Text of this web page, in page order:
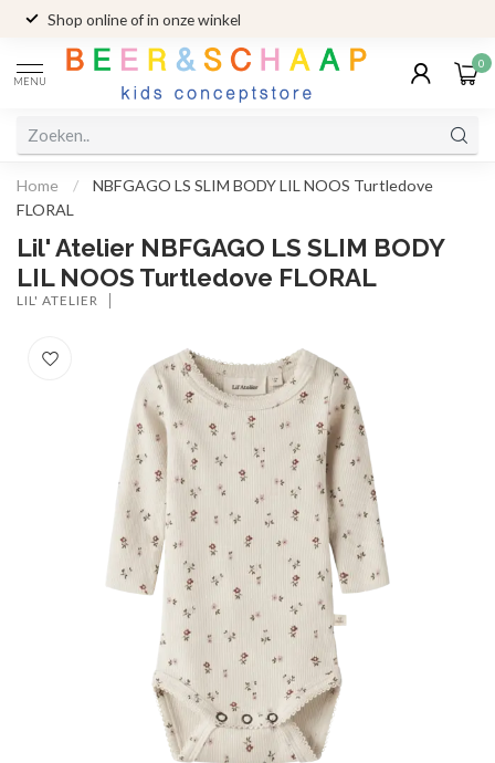
Shop online of in onze winkel
MENU
0
Home /
NBFGAGO LS SLIM BODY LIL NOOS Turtledove
FLORAL
Lil' Atelier NBFGAGO LS SLIM BODY
LIL NOOS Turtledove FLORAL
LIL' ATELIER